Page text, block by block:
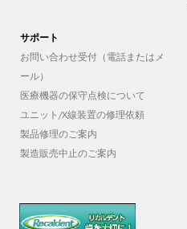
サポート
お問い合わせ受付（電話またはメ
ール）
医療機器の保守点検について
ユニット/X線装置の修理依頼
製品修理のご案内
製造販売中止のご案内